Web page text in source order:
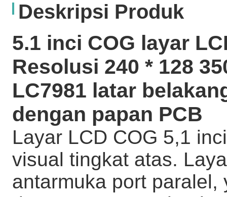
Deskripsi Produk
5.1 inci COG layar
Resolusi 240 * 128
LC7981 latar
dengan papan PCB
Layar LCD COG 5,1
visual tingkat atas.
antarmuka port